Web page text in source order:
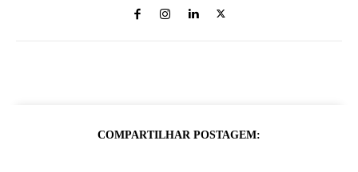
COMPARTILHAR POSTAGEM: